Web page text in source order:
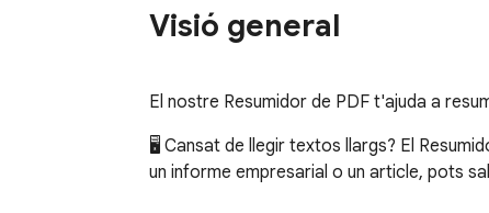
Visió general
El nostre Resumidor de PDF t'ajuda a
🖥️ Cansat de llegir textos llargs? El
un informe empresarial o un article, pots